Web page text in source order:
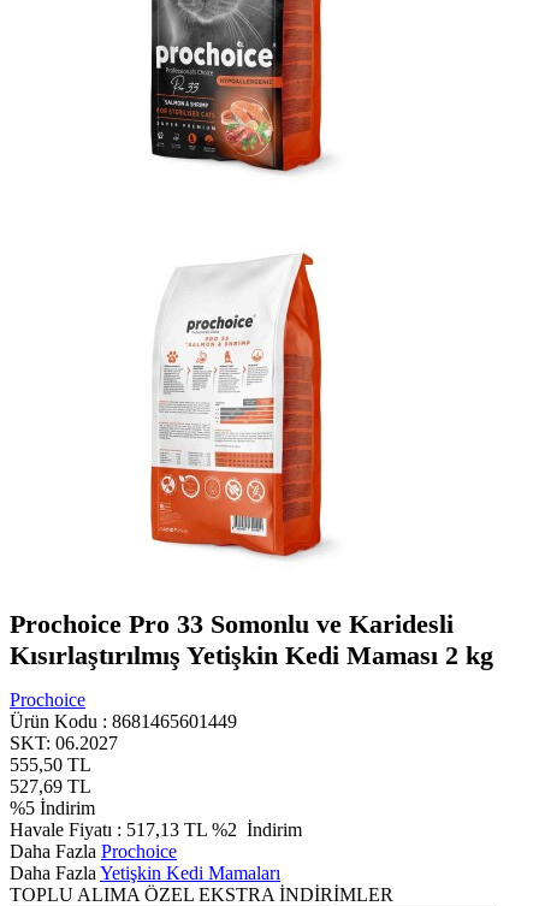
Prochoice Pro 33 Somonlu ve Karidesli
Kısırlaştırılmış Yetişkin Kedi Maması 2 kg
Prochoice
Ürün Kodu : 8681465601449
SKT: 06.2027
555,50 TL
527,69 TL
%5 İndirim
Havale Fiyatı : 517,13 TL %2 İndirim
Daha Fazla Prochoice
Daha Fazla Yetişkin Kedi Mamaları
TOPLU ALIMA ÖZEL EKSTRA İNDİRİMLER